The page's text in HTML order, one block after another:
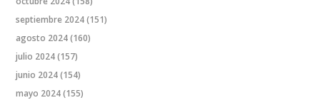
septiembre 2024(151)
agosto 2024(160)
julio 2024(157)
junio 2024(154)
mayo 2024(155)